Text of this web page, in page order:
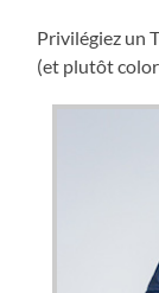
Privilégiez un
(et plutôt